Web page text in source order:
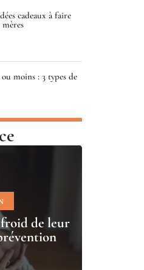
cadeaux à faire
moins : 3 types de
de leur